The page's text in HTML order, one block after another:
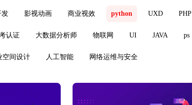
发 影视动画 商业视效 python UXD PHP
认证 大数据分析师 物联网 UI JAVA ps
空间设计 人工智能 网络运维与安全